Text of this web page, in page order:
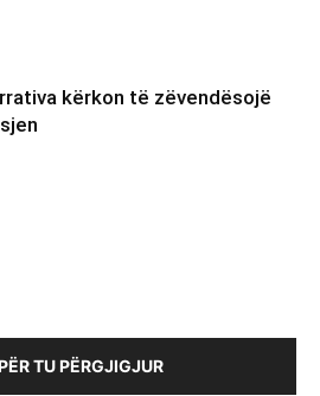
kërkon të zëvendësojë
TU PËRGJIGJUR